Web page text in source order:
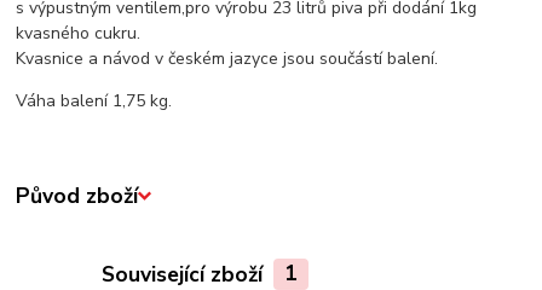
s výpustným ventilem,pro výrobu 23 litrů piva při dodání 1kg
kvasného cukru.
Kvasnice a návod v českém jazyce jsou součástí balení.
Váha balení 1,75 kg.
Původ zboží
Související zboží 1